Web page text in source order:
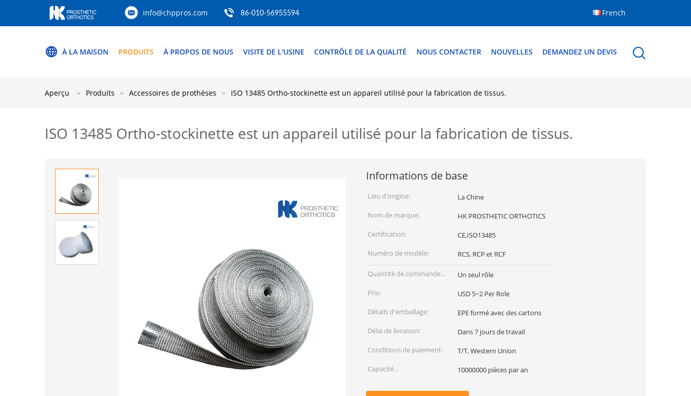
info@chppros.com 86-010-56955594 French
À LA MAISON PRODUITS À PROPOS DE NOUS VISITE DE L'USINE CONTRÔLE DE LA QUALITÉ NOUS CONTACTER NOUVELLES DEMANDEZ UN DEVIS
Aperçu Produits Accessoires de prothèses ISO 13485 Ortho-stockinette est un appareil utilisé pour la fabrication de tissus.
ISO 13485 Ortho-stockinette est un appareil utilisé pour la fabrication de tissus.
Informations de base
Lieu d'origine:
La Chine
Nom de marque:
HK PROSTHETIC ORTHOTICS
Certification:
CE,ISO13485
Numéro de modèle:
RCS, RCP et RCF
Quantité de commande
min:
Un seul rôle
Prix:
USD 5~2 Per Role
Détails d'emballage:
EPE formé avec des cartons
Délai de livraison:
Dans 7 jours de travail
Conditions de paiement:
T/T, Western Union
Capacité
10000000 pièces par an